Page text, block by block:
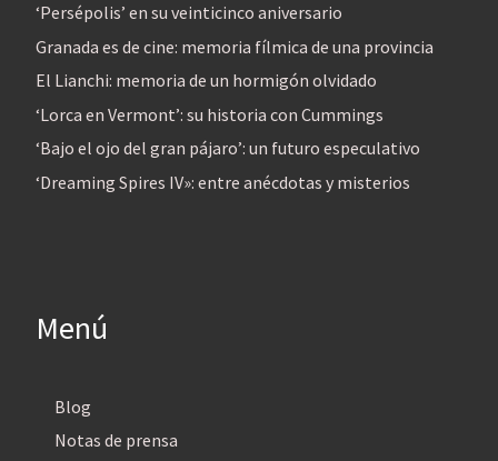
‘Persépolis’ en su veinticinco aniversario
Granada es de cine: memoria fílmica de una provincia
El Lianchi: memoria de un hormigón olvidado
‘Lorca en Vermont’: su historia con Cummings
‘Bajo el ojo del gran pájaro’: un futuro especulativo
‘Dreaming Spires IV»: entre anécdotas y misterios
Menú
Blog
Notas de prensa